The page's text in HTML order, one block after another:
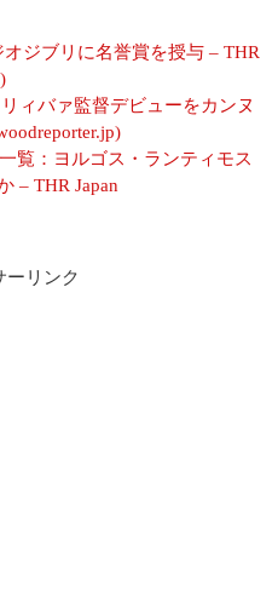
ジブリに名誉賞を授与 – THR
ィバァ監督デビューをカンヌ
覧：ヨルゴス・ランティモス
– THR Japan
ーリンク